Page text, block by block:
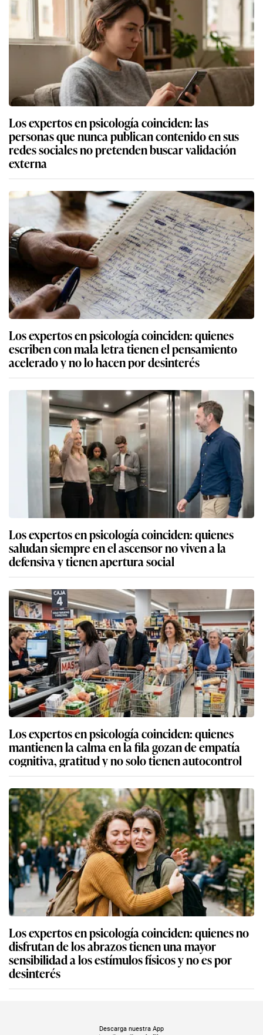
Los expertos en psicología coinciden: las
personas que nunca publican contenido en sus
redes sociales no pretenden buscar validación
externa
Los expertos en psicología coinciden: quienes
escriben con mala letra tienen el pensamiento
acelerado y no lo hacen por desinterés
Los expertos en psicología coinciden: quienes
saludan siempre en el ascensor no viven a la
defensiva y tienen apertura social
Los expertos en psicología coinciden: quienes
mantienen la calma en la fila gozan de empatía
cognitiva, gratitud y no solo tienen autocontrol
Los expertos en psicología coinciden: quienes no
disfrutan de los abrazos tienen una mayor
sensibilidad a los estímulos físicos y no es por
desinterés
Descarga nuestra App